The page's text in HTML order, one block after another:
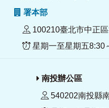
署本部
100210臺北市中正
星期一至星期五8:30
南投辦公區
540202南投縣